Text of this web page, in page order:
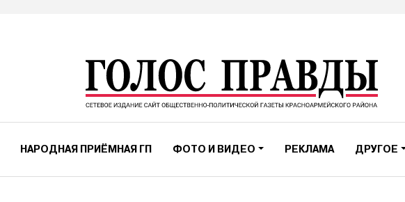
НАРОДНАЯ ПРИЁМНАЯ ГП ФОТО И ВИДЕО РЕКЛАМА ДРУГОЕ